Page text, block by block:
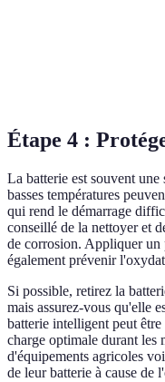
Étape 4 :
La batterie est souvent
basses températures
qui rend le démarrage
conseillé de la nettoyer et
de corrosion. Appliquer un
également prévenir
Si possible, retirez la
mais assurez-vous qu'elle
batterie intelligent peut
charge optimale durant les
d'équipements agricoles
de leur batterie à cause de